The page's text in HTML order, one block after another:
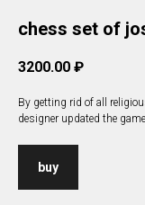
chess set of
3200.00 ₽
By getting rid of all
designer updated the
buy